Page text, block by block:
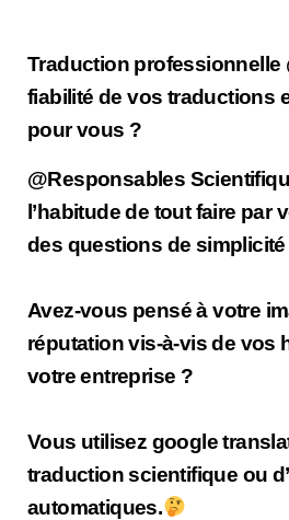
Traduction professionnelle
fiabilité de vos traductions
pour vous ?
@Responsables
l’habitude de tout faire par
des questions de simplicité
Avez-vous pensé à votre
réputation vis-à-vis de vos
votre entreprise ?
Vous utilisez google
traduction scientifique ou
automatiques.